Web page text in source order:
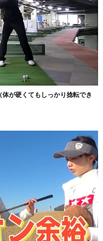
が硬くてもしっかり捻転でき